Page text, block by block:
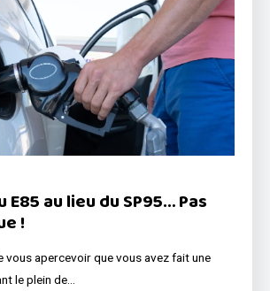
E85 au lieu du SP95… Pas
!
vous apercevoir que vous avez fait une
le plein de…